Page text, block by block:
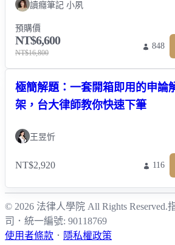
讀癮筆記 小夙
預購價
NT$6,600
NT$16,800
848
極簡解題：一套開箱即用的申論
架，台大律師教你快速下筆
王昱忻
NT$2,920 116
© 2026 法律人學院 All Rights Reserved.
司
． 統一編號: 90118769
使用者條款 ． 隱私權政策